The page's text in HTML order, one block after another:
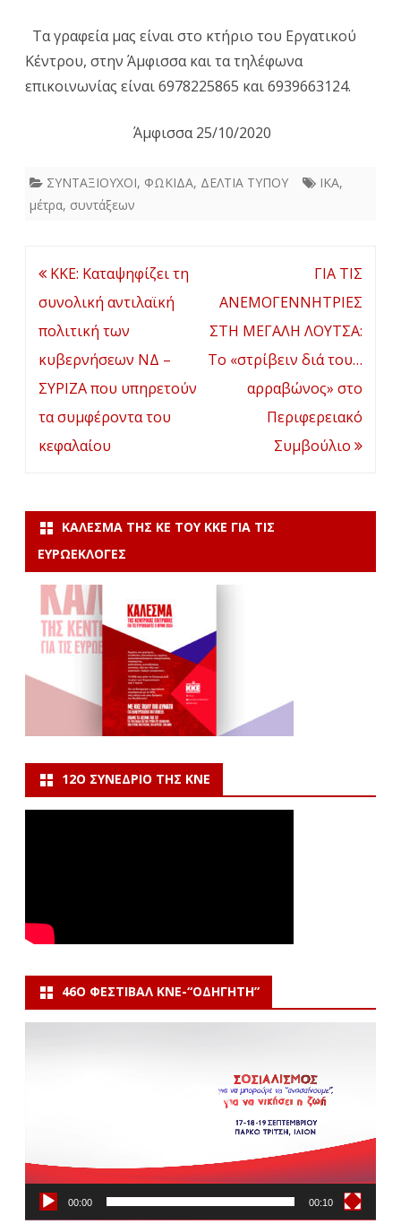
Τα γραφεία μας είναι στο κτήριο του Εργατικού
Κέντρου, στην Άμφισσα και τα τηλέφωνα
επικοινωνίας είναι 6978225865 και 6939663124.
Άμφισσα 25/10/2020
ΣΥΝΤΑΞΙΟΥΧΟΙ, ΦΩΚΙΔΑ, ΔΕΛΤΙΑ ΤΥΠΟΥ ΙΚΑ,
μέτρα, συντάξεων
Πλοήγηση
άρθρων
ΚΚΕ: Καταψηφίζει τη
συνολική αντιλαϊκή
πολιτική των
κυβερνήσεων ΝΔ –
ΣΥΡΙΖΑ που υπηρετούν
τα συμφέροντα του
κεφαλαίου
ΓΙΑ ΤΙΣ
ΑΝΕΜΟΓΕΝΝΗΤΡΙΕΣ
ΣΤΗ ΜΕΓΑΛΗ ΛΟΥΤΣΑ:
Το «στρίβειν διά του…
αρραβώνος» στο
Περιφερειακό
Συμβούλιο
ΚΆΛΕΣΜΑ ΤΗΣ ΚΕ ΤΟΥ ΚΚΕ ΓΙΑ ΤΙΣ
ΕΥΡΩΕΚΛΟΓΈΣ
12Ο ΣΥΝΈΔΡΙΟ ΤΗΣ ΚΝΕ
46Ο ΦΕΣΤΙΒΆΛ ΚΝΕ-“ΟΔΗΓΗΤΗ”
Πρόγραμμα
00:00 00:10